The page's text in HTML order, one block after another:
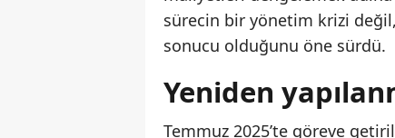
sürecin bir yönetim krizi
sonucu olduğunu öne sürdü.
Yeniden
Temmuz 2025’te göreve